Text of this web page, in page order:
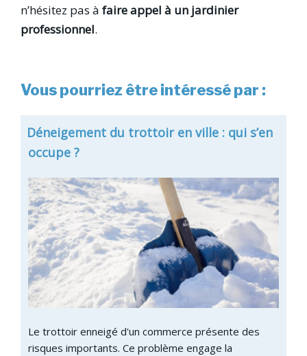
n’hésitez pas à faire appel à un jardinier
professionnel.
Vous pourriez être intéressé par :
Déneigement du trottoir en ville : qui s’en
occupe ?
Le trottoir enneigé d'un commerce présente des
risques importants. Ce problème engage la